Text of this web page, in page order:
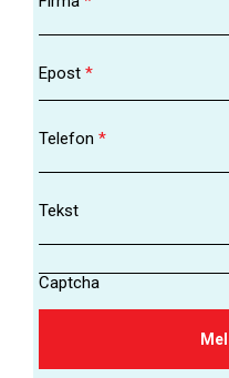
Epost *
Telefon *
Tekst
Captcha